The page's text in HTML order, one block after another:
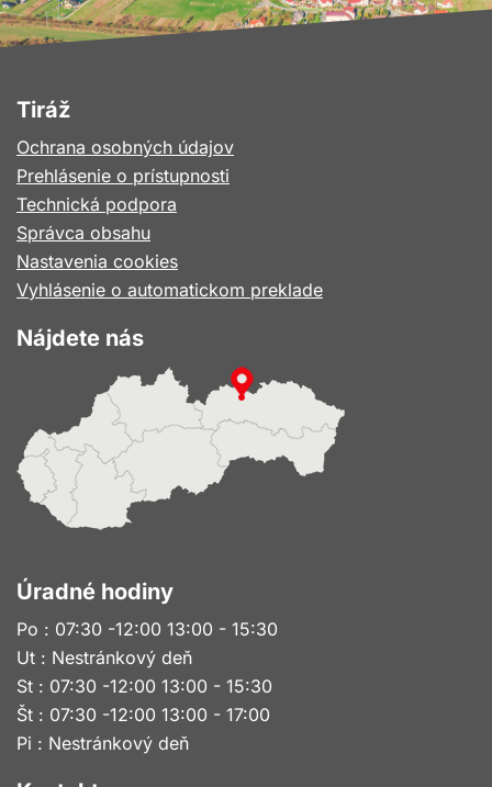
Tiráž
Ochrana osobných údajov
Prehlásenie o prístupnosti
Technická podpora
Správca obsahu
Nastavenia cookies
Vyhlásenie o automatickom preklade
Nájdete nás
Úradné hodiny
Po : 07:30 -12:00 13:00 - 15:30
Ut : Nestránkový deň
St : 07:30 -12:00 13:00 - 15:30
Št : 07:30 -12:00 13:00 - 17:00
Pi : Nestránkový deň